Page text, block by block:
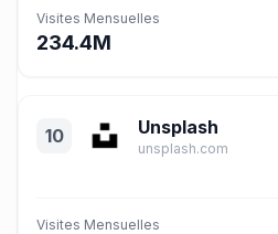
Visites Mensuelles
234.4M
10 Unsplash
unsplash.com
Visites Mensuelles